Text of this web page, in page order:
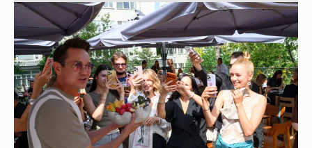
Анастасия Гребенкина, Женя Малахова,
Оксана Русланова и другие гости
фестиваля «Баланс вкуса и ритма»:
рассматриваем летние образы